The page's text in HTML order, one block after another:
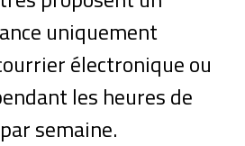
uniquement
électronique ou
les heures de
semaine.